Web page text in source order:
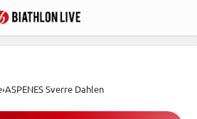
›ASPENES Sverre Dahlen